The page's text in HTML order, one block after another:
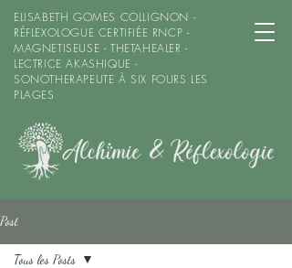
ELISABETH GOMES COLLIGNON -
RÉFLEXOLOGUE CERTIFIÉE RNCP -
MAGNETISEUSE - THETAHEALER -
LECTRICE AKASHIQUE -
SONOTHERAPEUTE À SIX FOURS LES
PLAGES
Post
Tous les Posts